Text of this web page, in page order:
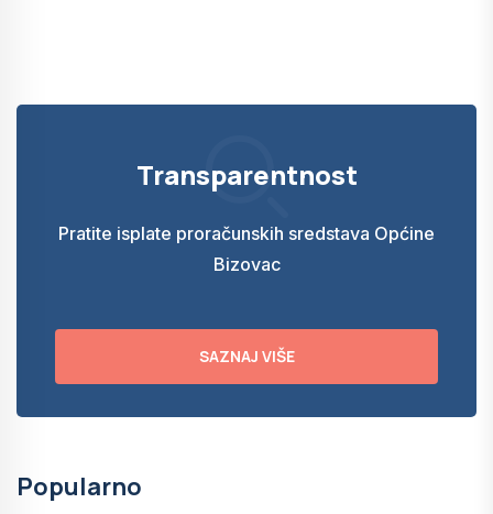
Transparentnost
Pratite isplate proračunskih sredstava Općine
Bizovac
SAZNAJ VIŠE
Popularno